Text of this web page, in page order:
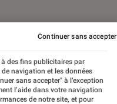
des fins publicitaires par
navigation et les données
sans accepter" à l’exception
l’aide dans votre navigation
de notre site, et pour
Continuer sans accepter